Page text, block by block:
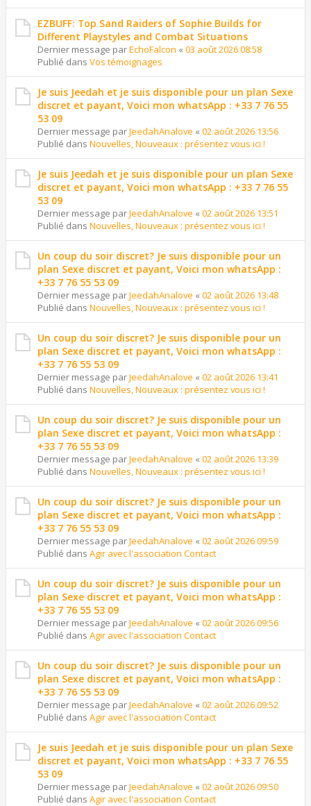
EZBUFF: Top Sand Raiders of Sophie Builds for
Different Playstyles and Combat Situations
Dernier message parEchoFalcon « 03 août 2026 08:58
Publié dans Vos témoignages
Je suis Jeedah et je suis disponible pour un plan Sexe
discret et payant, Voici mon whatsApp : +33 7 76 55
53 09
Dernier message parJeedahAnalove « 02 août 2026 13:56
Publié dans Nouvelles, Nouveaux : présentez vous ici !
Je suis Jeedah et je suis disponible pour un plan Sexe
discret et payant, Voici mon whatsApp : +33 7 76 55
53 09
Dernier message parJeedahAnalove « 02 août 2026 13:51
Publié dans Nouvelles, Nouveaux : présentez vous ici !
Un coup du soir discret? Je suis disponible pour un
plan Sexe discret et payant, Voici mon whatsApp :
+33 7 76 55 53 09
Dernier message parJeedahAnalove « 02 août 2026 13:48
Publié dans Nouvelles, Nouveaux : présentez vous ici !
Un coup du soir discret? Je suis disponible pour un
plan Sexe discret et payant, Voici mon whatsApp :
+33 7 76 55 53 09
Dernier message parJeedahAnalove « 02 août 2026 13:41
Publié dans Nouvelles, Nouveaux : présentez vous ici !
Un coup du soir discret? Je suis disponible pour un
plan Sexe discret et payant, Voici mon whatsApp :
+33 7 76 55 53 09
Dernier message parJeedahAnalove « 02 août 2026 13:39
Publié dans Nouvelles, Nouveaux : présentez vous ici !
Un coup du soir discret? Je suis disponible pour un
plan Sexe discret et payant, Voici mon whatsApp :
+33 7 76 55 53 09
Dernier message parJeedahAnalove « 02 août 2026 09:59
Publié dans Agir avec l'association Contact
Un coup du soir discret? Je suis disponible pour un
plan Sexe discret et payant, Voici mon whatsApp :
+33 7 76 55 53 09
Dernier message parJeedahAnalove « 02 août 2026 09:56
Publié dans Agir avec l'association Contact
Un coup du soir discret? Je suis disponible pour un
plan Sexe discret et payant, Voici mon whatsApp :
+33 7 76 55 53 09
Dernier message parJeedahAnalove « 02 août 2026 09:52
Publié dans Agir avec l'association Contact
Je suis Jeedah et je suis disponible pour un plan Sexe
discret et payant, Voici mon whatsApp : +33 7 76 55
53 09
Dernier message parJeedahAnalove « 02 août 2026 09:50
Publié dans Agir avec l'association Contact